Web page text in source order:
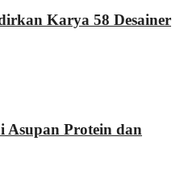
Karya 58 Desainer
Asupan Protein dan